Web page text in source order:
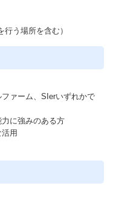
う場所を含む）
ァーム、SIerいずれかで
に強みのある方
用